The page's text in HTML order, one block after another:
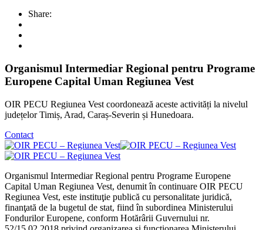
Share:
Organismul Intermediar Regional pentru Programe
Europene Capital Uman Regiunea Vest
OIR PECU Regiunea Vest coordonează aceste activități la nivelul
județelor Timiș, Arad, Caraș-Severin și Hunedoara.
Contact
Organismul Intermediar Regional pentru Programe Europene
Capital Uman Regiunea Vest, denumit în continuare OIR PECU
Regiunea Vest, este instituţie publică cu personalitate juridică,
finanţată de la bugetul de stat, fiind în subordinea Ministerului
Fondurilor Europene, conform Hotărârii Guvernului nr.